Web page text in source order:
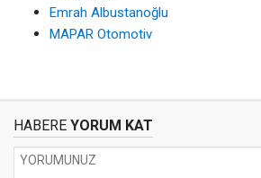
Emrah Albustanoğlu
MAPAR Otomotiv
HABERE YORUM KAT